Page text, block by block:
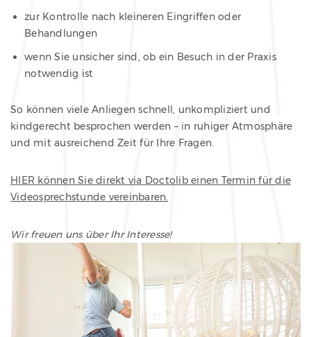
zur Kontrolle nach kleineren Eingriffen oder
Behandlungen
wenn Sie unsicher sind, ob ein Besuch in der Praxis
notwendig ist
So können viele Anliegen schnell, unkompliziert und
kindgerecht besprochen werden – in ruhiger Atmosphäre
und mit ausreichend Zeit für Ihre Fragen.
HIER können Sie direkt via Doctolib einen Termin für die
Videosprechstunde vereinbaren.
Wir freuen uns über Ihr Interesse!